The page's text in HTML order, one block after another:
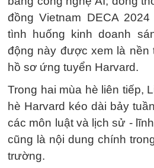
đồng Vietnam DECA
tình huống kinh doanh
động này được xem là nền
hồ sơ ứng tuyển Harvard.
Trong hai mùa hè liên tiếp,
hè Harvard kéo dài bảy
các môn luật và lịch sử -
cũng là nội dung chính
trường.